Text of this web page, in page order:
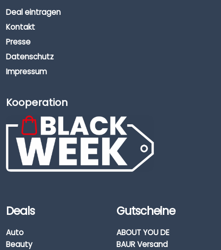
Deal eintragen
Kontakt
Presse
Datenschutz
Impressum
Kooperation
Deals
Auto
Beauty
Gutscheine
ABOUT YOU DE
BAUR Versand